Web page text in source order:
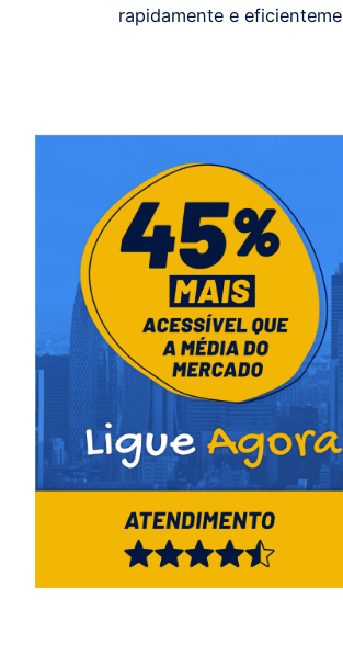
rapidamente e